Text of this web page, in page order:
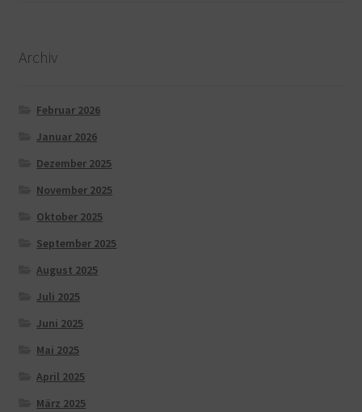
Archiv
Februar 2026
Januar 2026
Dezember 2025
November 2025
Oktober 2025
September 2025
August 2025
Juli 2025
Juni 2025
Mai 2025
April 2025
März 2025